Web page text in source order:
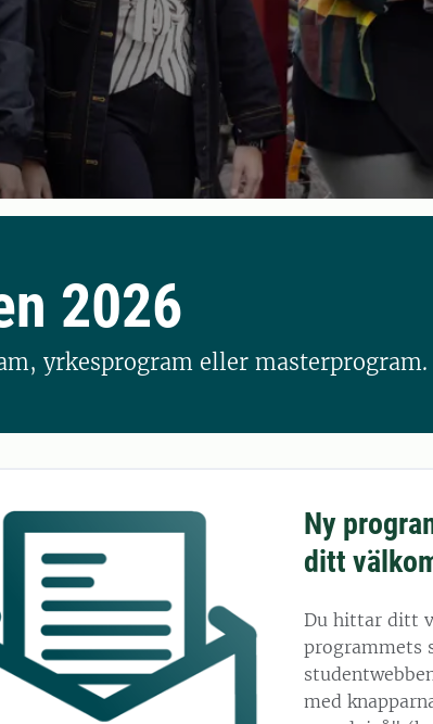
2026
yrkesprogram eller masterprogram.
Ny
ditt
Du hittar ditt
programmets
med